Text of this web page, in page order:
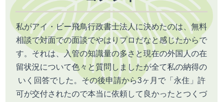
私がアイ・ビー飛鳥行政書士法人に決めたのは、無料
相談で対面での面談でやはりプロだなと感じたからで
す。それは、入管の知識量の多さと現在の外国人の在
留状況について色々と質問しましたが全て私の納得の
いく回答でした。その後申請から3ヶ月で「永住」許
可が交付されたので本当に依頼して良かったとつくづ